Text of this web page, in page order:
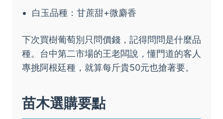
白玉品種：甘蔗甜+微麝香
下次買樹葡萄別只問價錢，記得問問是什麼品
種。台中第二市場的王老闆說，懂門道的客人
專挑阿根廷種，就算每斤貴50元也搶著要。
苗木選購要點